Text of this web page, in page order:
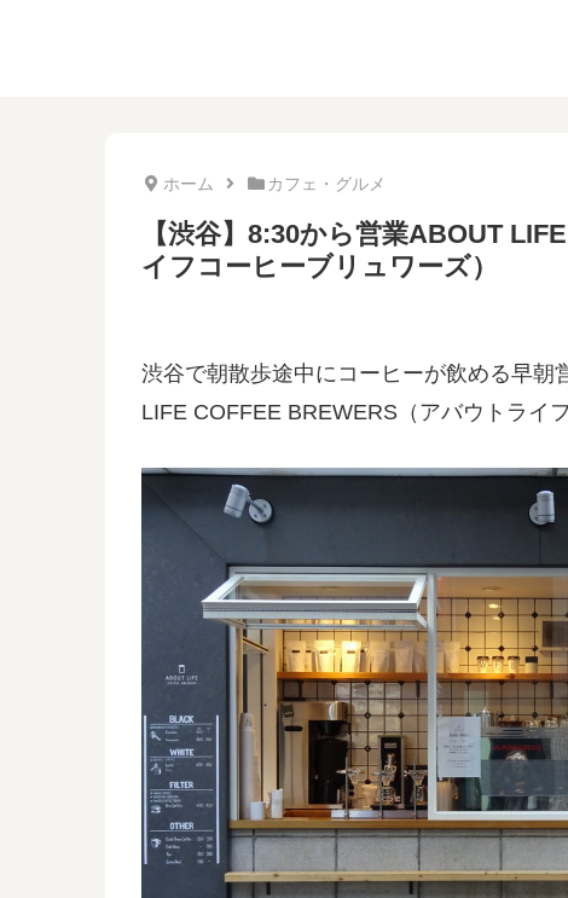
ホーム カフェ・グルメ
【渋谷】8:30から営業ABOUT
イフコーヒーブリュワーズ）
渋谷で朝散歩途中にコーヒーが飲める早
LIFE COFFEE BREWERS（アバウトライ